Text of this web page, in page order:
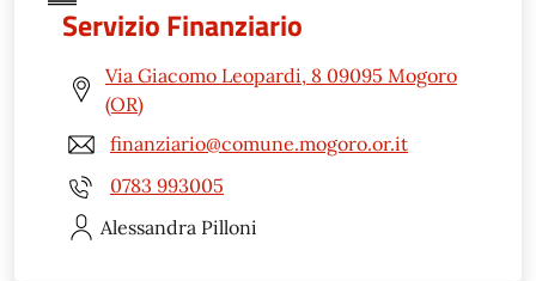
Servizio Finanziario
Via Giacomo Leopardi, 8 09095 Mogoro
(OR)
finanziario@comune.mogoro.or.it
0783 993005
Alessandra Pilloni